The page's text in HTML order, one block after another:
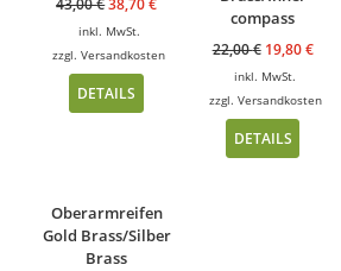
inkl. MwSt.
zzgl.Versandkosten
DETAILS
compass
22,00€ 19,80€
inkl. MwSt.
zzgl. Versandkosten
DETAILS
Oberarmreifen
Gold Brass/Silber
Brass